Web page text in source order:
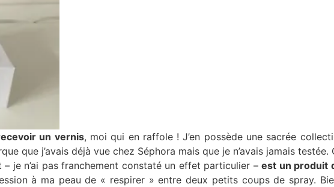
un vernis, moi qui en raffole ! J’en possède une sacrée
que j’avais déjà vue chez Séphora mais que je n’avais jamais
– je n’ai pas franchement constaté un effet particulier – est un produit
à ma peau de « respirer » entre deux petits coups de spray.